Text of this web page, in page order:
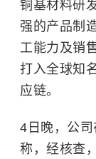
铜基材料研
强的产品制
工能力及销
打入全球知
应链。
4日晚，公
称，经核查